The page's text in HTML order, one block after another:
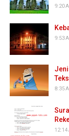
9:20
9:53
8:35
12:14